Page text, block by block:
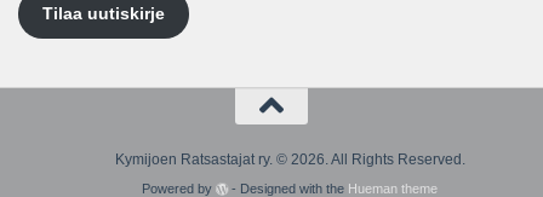
Tilaa uutiskirje
Kymijoen Ratsastajat ry. © 2026. All Rights Reserved.
Powered by - Designed with the Hueman theme